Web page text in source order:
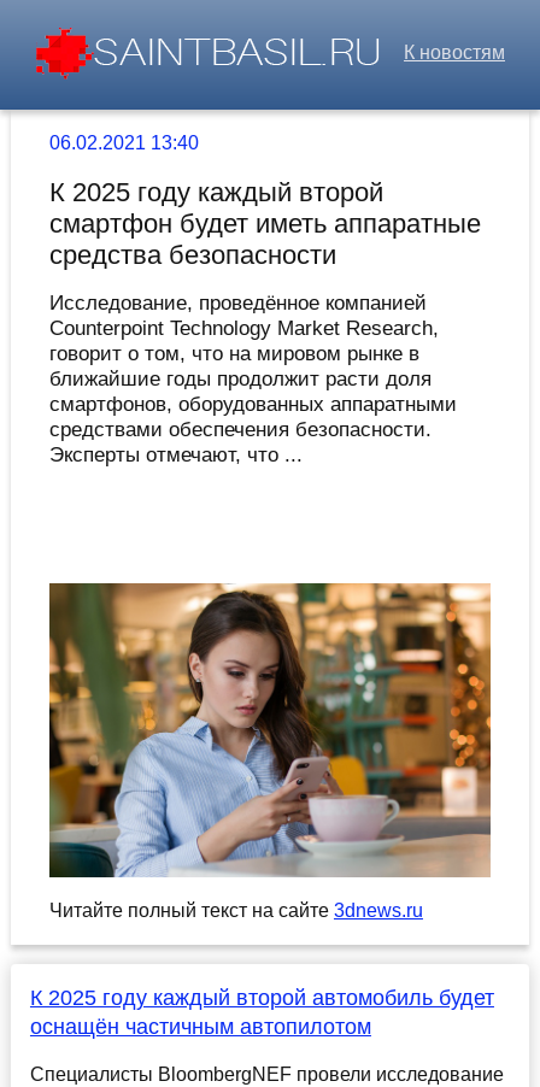
К новостям
06.02.2021 13:40
К 2025 году каждый второй
смартфон будет иметь аппаратные
средства безопасности
Исследование, проведённое компанией
Counterpoint Technology Market Research,
говорит о том, что на мировом рынке в
ближайшие годы продолжит расти доля
смартфонов, оборудованных аппаратными
средствами обеспечения безопасности.
Эксперты отмечают, что ...
Читайте полный текст на сайте 3dnews.ru
К 2025 году каждый второй автомобиль будет
оснащён частичным автопилотом
Специалисты BloombergNEF провели исследование